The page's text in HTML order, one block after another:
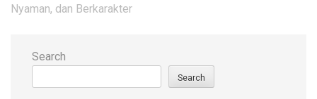
Nyaman, dan Berkarakter
Search
Search